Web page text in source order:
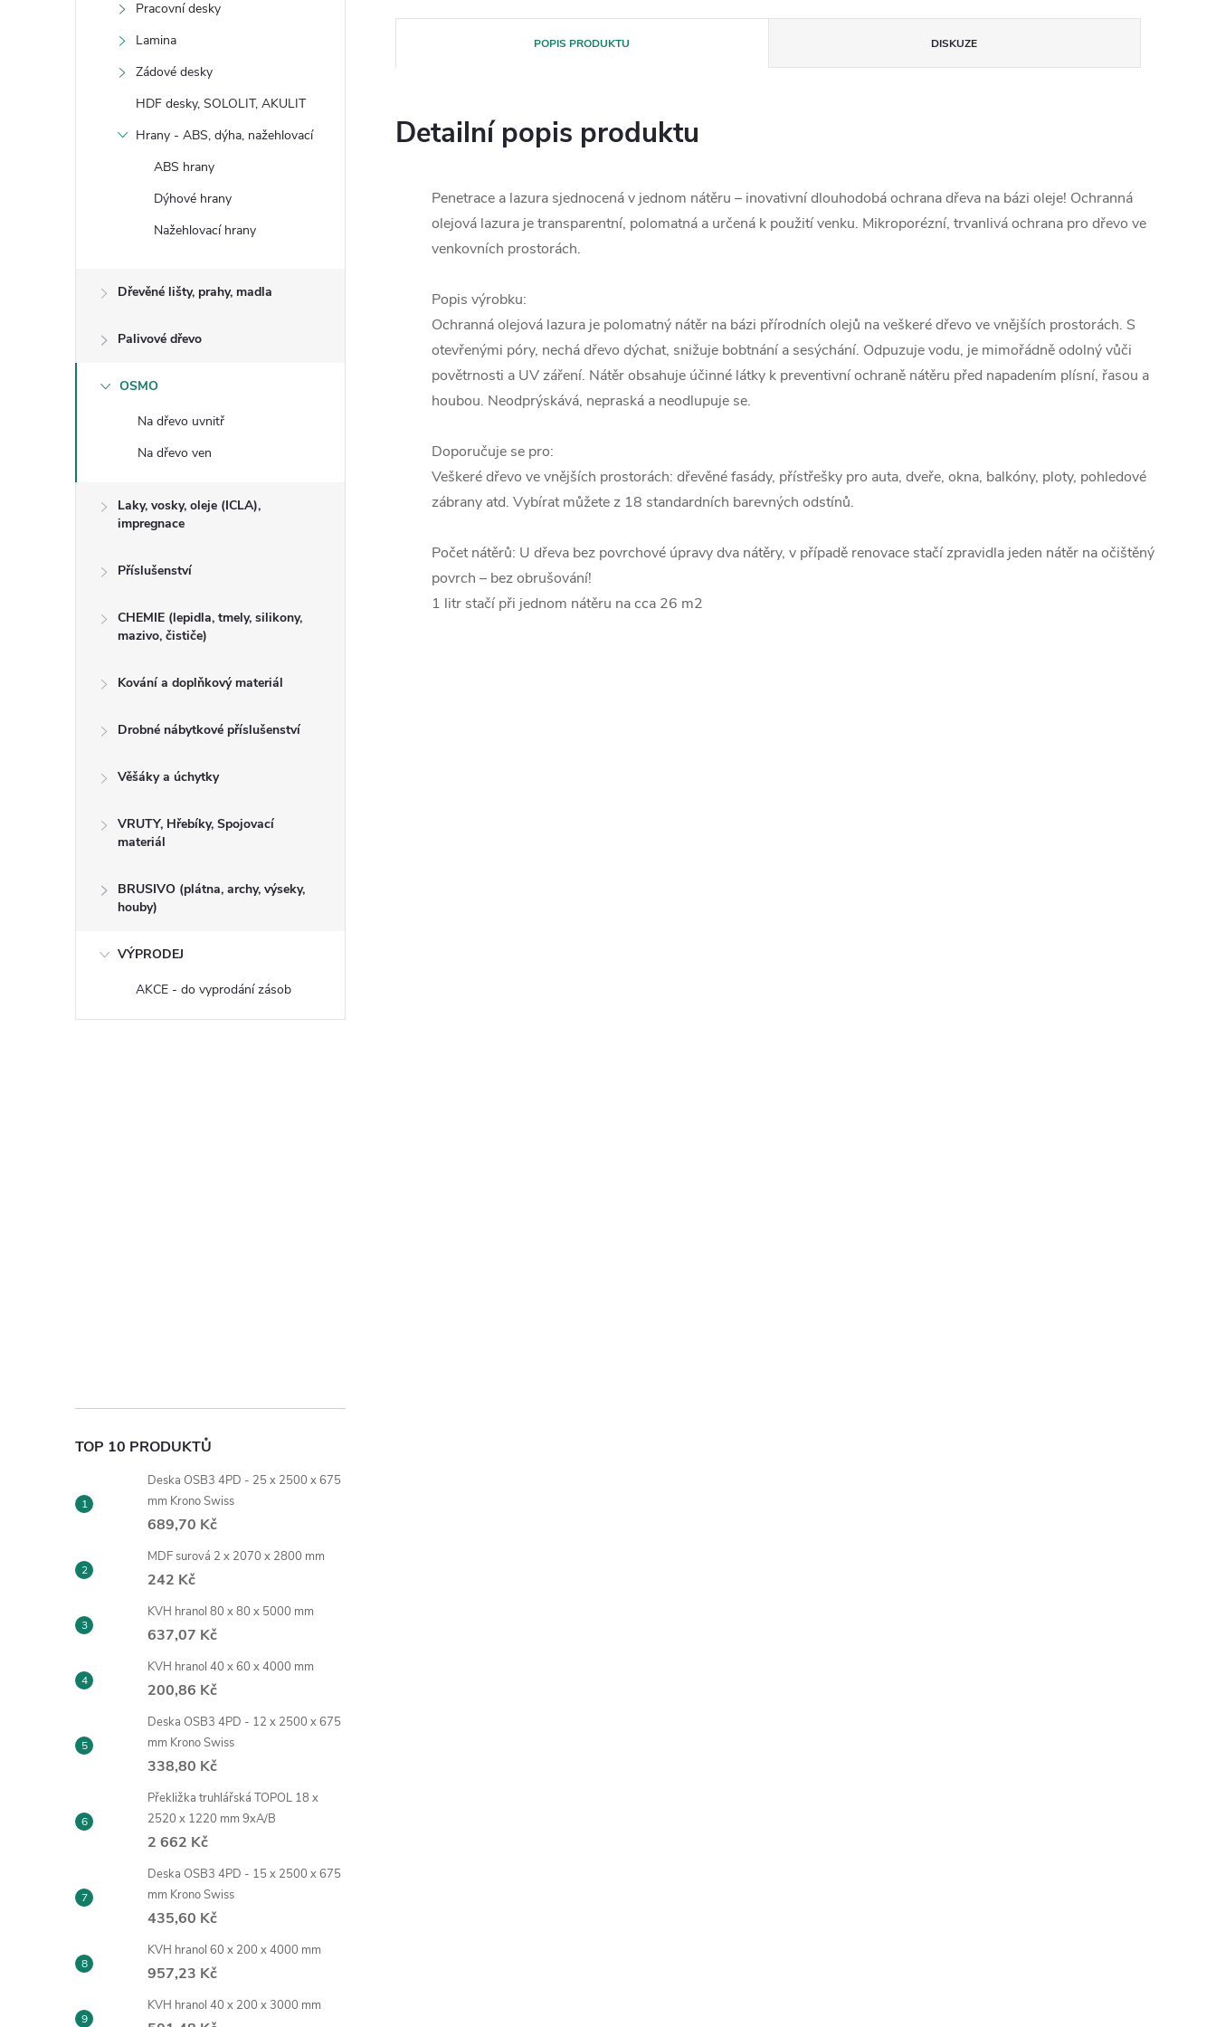
Pracovní desky
Lamina
Zádové desky
HDF desky, SOLOLIT, AKULIT
Hrany - ABS, dýha, nažehlovací
ABS hrany
Dýhové hrany
Nažehlovací hrany
Dřevěné lišty, prahy, madla
Palivové dřevo
OSMO
Na dřevo uvnitř
Na dřevo ven
Laky, vosky, oleje (ICLA),
impregnace
Příslušenství
CHEMIE (lepidla, tmely, silikony,
mazivo, čističe)
Kování a doplňkový materiál
Drobné nábytkové příslušenství
Věšáky a úchytky
VRUTY, Hřebíky, Spojovací
materiál
BRUSIVO (plátna, archy, výseky,
houby)
VÝPRODEJ
AKCE - do vyprodání zásob
TOP 10 PRODUKTŮ
Deska OSB3 4PD - 25 x 2500 x 675
mm Krono Swiss
689,70 Kč
MDF surová 2 x 2070 x 2800 mm
242 Kč
KVH hranol 80 x 80 x 5000 mm
637,07 Kč
KVH hranol 40 x 60 x 4000 mm
200,86 Kč
Deska OSB3 4PD - 12 x 2500 x 675
mm Krono Swiss
338,80 Kč
Překližka truhlářská TOPOL 18 x
2520 x 1220 mm 9xA/B
2 662 Kč
Deska OSB3 4PD - 15 x 2500 x 675
mm Krono Swiss
435,60 Kč
KVH hranol 60 x 200 x 4000 mm
957,23 Kč
KVH hranol 40 x 200 x 3000 mm
POPIS PRODUKTU DISKUZE
Detailní popis produktu
Penetrace a lazura sjednocená v jednom nátěru – inovativní dlouhodobá ochrana dřeva na bázi oleje! Ochranná
olejová lazura je transparentní, polomatná a určená k použití venku. Mikroporézní, trvanlivá ochrana pro dřevo ve
venkovních prostorách.
Popis výrobku:
Ochranná olejová lazura je polomatný nátěr na bázi přírodních olejů na veškeré dřevo ve vnějších prostorách. S
otevřenými póry, nechá dřevo dýchat, snižuje bobtnání a sesýchání. Odpuzuje vodu, je mimořádně odolný vůči
povětrnosti a UV záření. Nátěr obsahuje účinné látky k preventivní ochraně nátěru před napadením plísní, řasou a
houbou. Neodprýskává, nepraská a neodlupuje se.
Doporučuje se pro:
Veškeré dřevo ve vnějších prostorách: dřevěné fasády, přístřešky pro auta, dveře, okna, balkóny, ploty, pohledové
zábrany atd. Vybírat můžete z 18 standardních barevných odstínů.
Počet nátěrů: U dřeva bez povrchové úpravy dva nátěry, v případě renovace stačí zpravidla jeden nátěr na očištěný
povrch – bez obrušování!
1 litr stačí při jednom nátěru na cca 26 m2